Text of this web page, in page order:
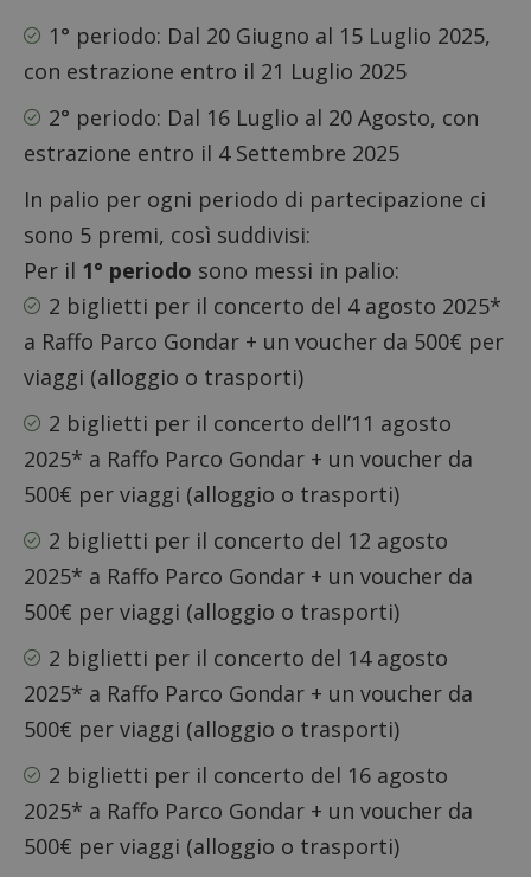
1° periodo: Dal 20 Giugno al 15 Luglio 2025,
con estrazione entro il 21 Luglio 2025
2° periodo: Dal 16 Luglio al 20 Agosto, con
estrazione entro il 4 Settembre 2025
In palio per ogni periodo di partecipazione ci
sono 5 premi, così suddivisi:
Per il 1° periodo sono messi in palio:
2 biglietti per il concerto del 4 agosto 2025*
a Raffo Parco Gondar + un voucher da 500€ per
viaggi (alloggio o trasporti)
2 biglietti per il concerto dell’11 agosto
2025* a Raffo Parco Gondar + un voucher da
500€ per viaggi (alloggio o trasporti)
2 biglietti per il concerto del 12 agosto
2025* a Raffo Parco Gondar + un voucher da
500€ per viaggi (alloggio o trasporti)
2 biglietti per il concerto del 14 agosto
2025* a Raffo Parco Gondar + un voucher da
500€ per viaggi (alloggio o trasporti)
2 biglietti per il concerto del 16 agosto
2025* a Raffo Parco Gondar + un voucher da
500€ per viaggi (alloggio o trasporti)